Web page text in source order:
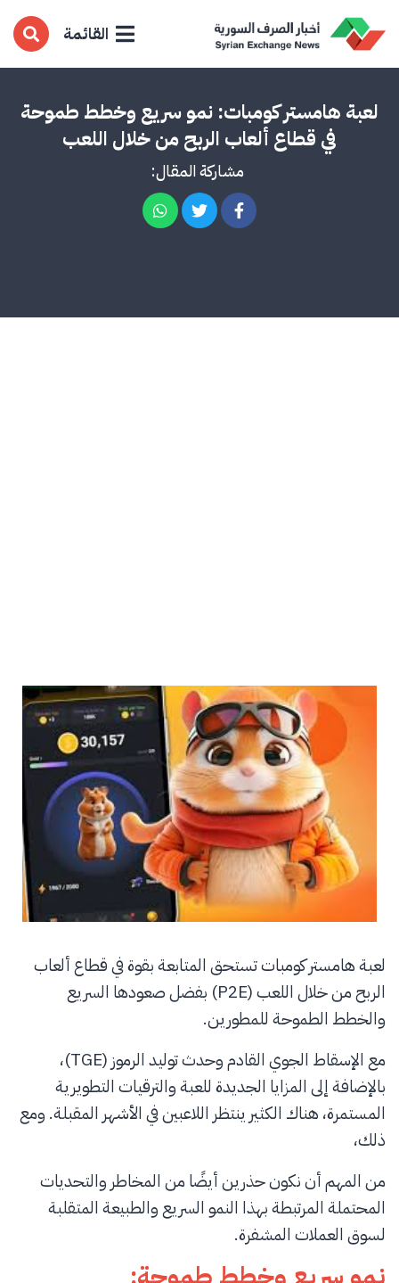
القائمة
لعبة هامستر كومبات: نمو سريع وخطط طموحة
في قطاع ألعاب الربح من خلال اللعب
مشاركة المقال:
لعبة هامستر كومبات تستحق المتابعة بقوة في قطاع ألعاب
الربح من خلال اللعب (P2E) بفضل صعودها السريع
والخطط الطموحة للمطورين.
مع الإسقاط الجوي القادم وحدث توليد الرموز (TGE)،
بالإضافة إلى المزايا الجديدة للعبة والترقيات التطويرية
المستمرة، هناك الكثير ينتظر اللاعبين في الأشهر المقبلة. ومع
ذلك،
من المهم أن نكون حذرين أيضًا من المخاطر والتحديات
المحتملة المرتبطة بهذا النمو السريع والطبيعة المتقلبة
لسوق العملات المشفرة.